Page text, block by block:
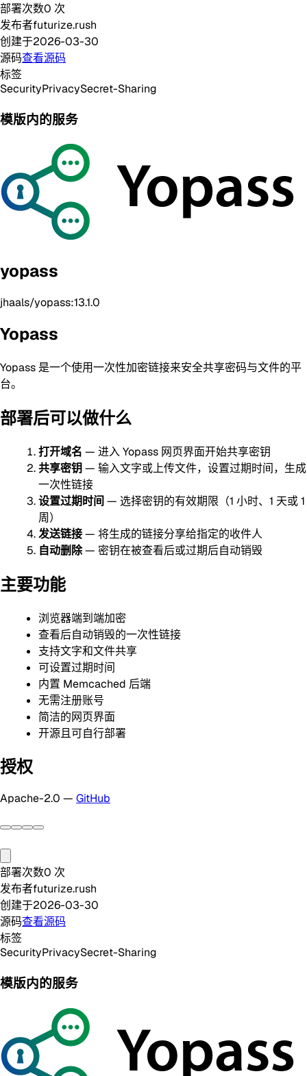
部署次数0 次
发布者futurize.rush
创建于2026-03-30
源码查看源码
标签
SecurityPrivacySecret-Sharing
模版内的服务
yopass
jhaals/yopass:13.1.0
Yopass
Yopass 是一个使用一次性加密链接来安全共享密码与文件的平
台。
部署后可以做什么
打开域名 — 进入 Yopass 网页界面开始共享密钥
共享密钥— 输入文字或上传文件，设置过期时间，生成
一次性链接
设置过期时间 — 选择密钥的有效期限（1 小时、1 天或 1
周）
发送链接— 将生成的链接分享给指定的收件人
自动删除— 密钥在被查看后或过期后自动销毁
主要功能
浏览器端到端加密
查看后自动销毁的一次性链接
支持文字和文件共享
可设置过期时间
内置 Memcached 后端
无需注册账号
简洁的网页界面
开源且可自行部署
授权
Apache-2.0 — GitHub
部署次数0 次
发布者futurize.rush
创建于2026-03-30
源码查看源码
标签
SecurityPrivacySecret-Sharing
模版内的服务